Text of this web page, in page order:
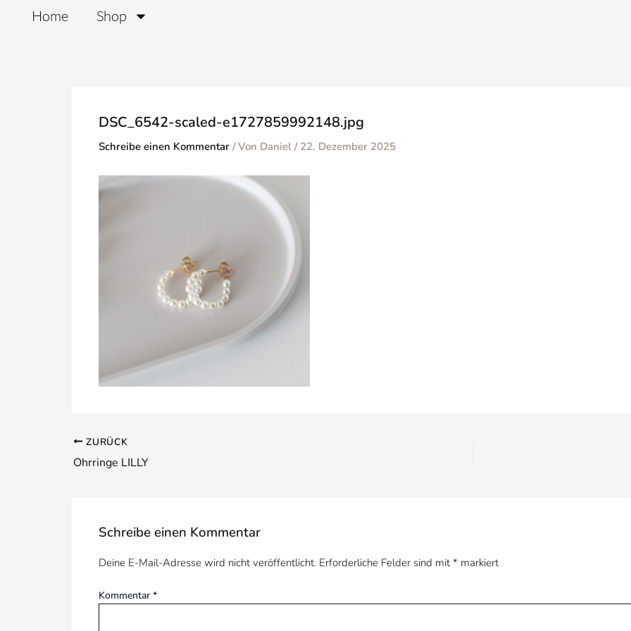
Home Shop
DSC_6542-scaled-e1727859992148.jpg
Schreibe einen Kommentar / Von Daniel / 22. Dezember 2025
ZURÜCK
Ohrringe LILLY
Schreibe einen Kommentar
Deine E-Mail-Adresse wird nicht veröffentlicht. Erforderliche Felder sind mit * markiert
Kommentar *